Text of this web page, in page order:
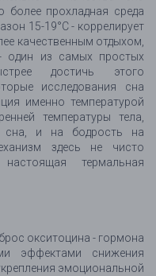
более прохладная среда
15-19°C - коррелирует
качественным отдыхом,
один из самых простых
достичь этого
исследования сна
именно температурой
температуры тела,
сна, и на бодрость на
здесь не чисто
термальная
окситоцина - гормона
эффектами снижения
эмоциональной